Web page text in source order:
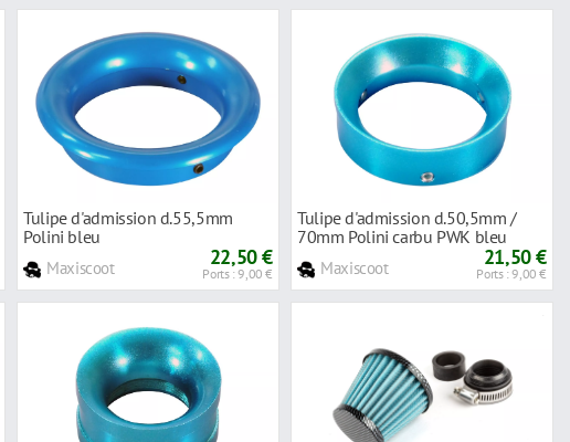
Tulipe d'admission d.55,5mm
Polini bleu
Maxiscoot 22,50 €
Ports : 9,00 €
Tulipe d'admission d.50,5mm /
70mm Polini carbu PWK bleu
Maxiscoot 21,50 €
Ports : 9,00 €